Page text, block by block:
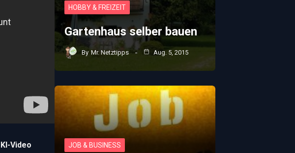
KI-Video
HOBBY & FREIZEIT
Gartenhaus selber bauen
By Mr. Netztipps Aug. 5, 2015
JOB & BUSINESS